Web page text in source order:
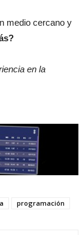
medio cercano y
en la
programación